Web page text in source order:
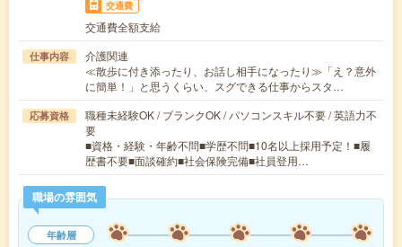
交通費
交通費全額支給
仕事内容
介護関連
≪散歩に付き添ったり、お話し相手になったり≫「え？意外
に簡単！」と思うくらい、スグできる仕事からスタ…
応募資格
職種未経験OK / ブランクOK / パソコンスキル不要 / 英語力不
要
■資格・経験・年齢不問■学歴不問■10名以上採用予定！■履
歴書不要■面談確約■社会保険完備■社員登用…
職場の雰囲気
年齢層